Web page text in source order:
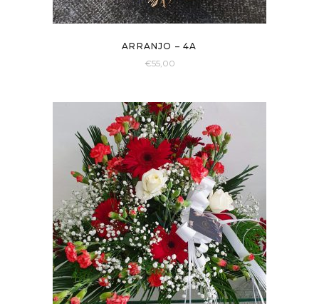
ARRANJO – 4A
€55,00